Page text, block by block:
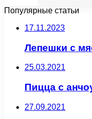
Популярные статьи
17.11.2023
Лепешки с
25.03.2021
Пицца с
27.09.2021